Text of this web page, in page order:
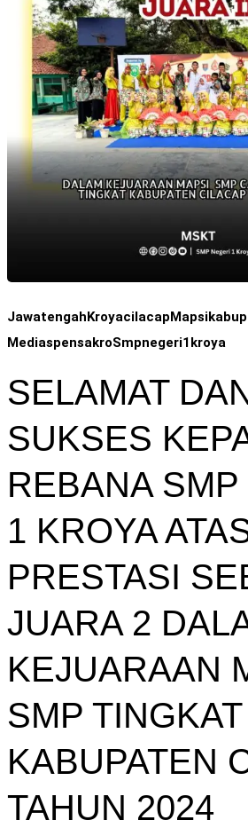
JawatengahKroyacilacap
MediaspensakroSmpnegeri1kroya
SELAMAT
SUKSES
REBANA
1 KROYA
PRESTASI
JUARA 2
KEJUARAAN
SMP TINGKAT
KABUPATEN
TAHUN 2024